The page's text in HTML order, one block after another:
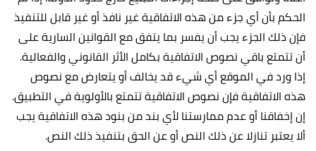
الحكم بأن أي جزء من هذه الاتفاقية غير نافذ أو غير قابل للتنفيذ
فإن ذلك الجزء يجب أن يفسر بما يتفق مع القوانين السارية على
أن تتمتع باقي نصوص الاتفاقية بكامل الأثر القانوني والفعالية.
إذا ورد في الموقع أي شيء قد يخالف أو يتعارض مع نصوص
هذه الاتفاقية فإن نصوص الاتفاقية تتمتع بالأولوية في التطبيق.
إن إخفاقنا أو عدم ممارستنا لأي بند من بنود هذه الاتفاقية يجب
ألا يعتبر تنازلا عن ذلك النص أو عن الحق بتنفيذ ذلك النص.